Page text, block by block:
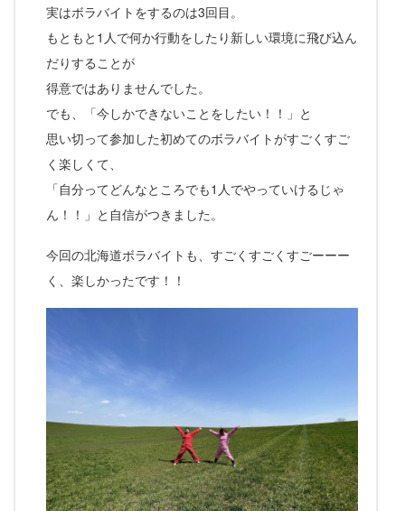
実はボラバイトをするのは3回目。
もともと1人で何か行動をしたり新しい環境に飛び込ん
だりすることが
得意ではありませんでした。
でも、「今しかできないことをしたい！！」と
思い切って参加した初めてのボラバイトがすごくすご
く楽しくて、
「自分ってどんなところでも1人でやっていけるじゃ
ん！！」と自信がつきました。
今回の北海道ボラバイトも、すごくすごくすごーーー
く、楽しかったです！！